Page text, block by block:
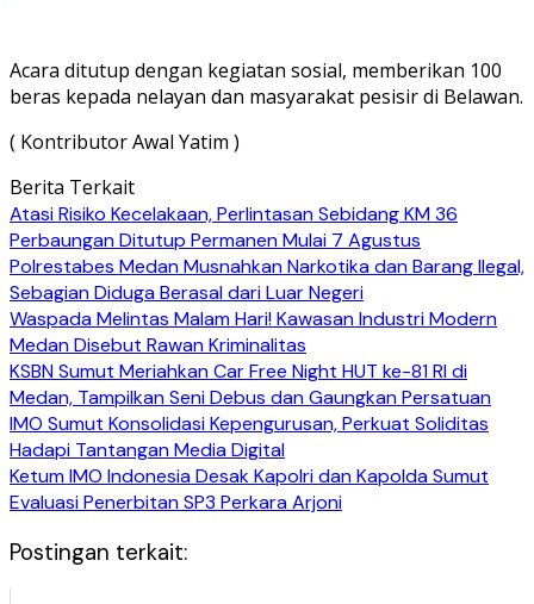
Acara ditutup dengan kegiatan sosial, memberikan 100
beras kepada nelayan dan masyarakat pesisir di Belawan.
( Kontributor Awal Yatim )
Berita Terkait
Atasi Risiko Kecelakaan, Perlintasan Sebidang KM 36
Perbaungan Ditutup Permanen Mulai 7 Agustus
Polrestabes Medan Musnahkan Narkotika dan Barang Ilegal,
Sebagian Diduga Berasal dari Luar Negeri
Waspada Melintas Malam Hari! Kawasan Industri Modern
Medan Disebut Rawan Kriminalitas
KSBN Sumut Meriahkan Car Free Night HUT ke-81 RI di
Medan, Tampilkan Seni Debus dan Gaungkan Persatuan
IMO Sumut Konsolidasi Kepengurusan, Perkuat Soliditas
Hadapi Tantangan Media Digital
Ketum IMO Indonesia Desak Kapolri dan Kapolda Sumut
Evaluasi Penerbitan SP3 Perkara Arjoni
Postingan terkait: